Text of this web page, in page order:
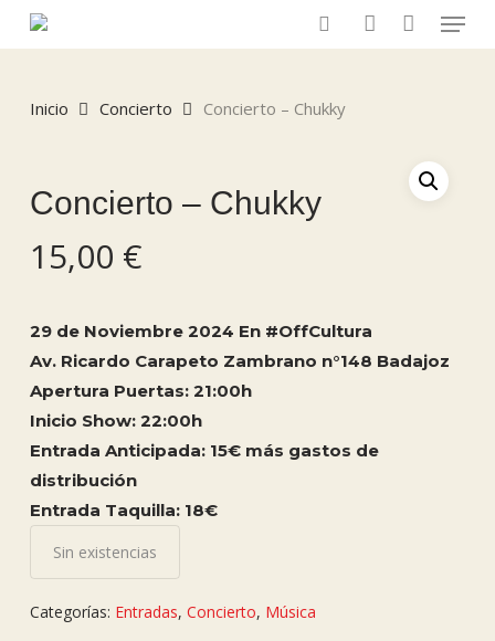
to
content
searchaccount
Menu
Inicio Concierto Concierto – Chukky
Concierto – Chukky
15,00 €
29 de Noviembre 2024 En #OffCultura
Av. Ricardo Carapeto Zambrano n°148 Badajoz
Apertura Puertas: 21:00h
Inicio Show: 22:00h
Entrada Anticipada: 15€ más gastos de
distribución
Entrada Taquilla: 18€
Sin existencias
Categorías: Entradas, Concierto, Música